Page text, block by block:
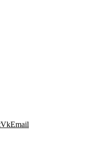
VkEmail